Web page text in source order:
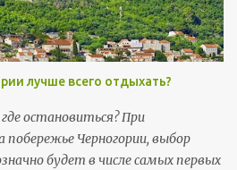
лучше всего отдыхать?
остановиться? При
Черногории, выбор
будет в числе самых первых